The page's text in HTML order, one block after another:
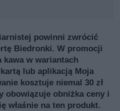
powinni zwrócić
Biedronki. W promocji
w wariantach
lub aplikacją Moja
kosztuje niemal 30 zł
obowiązuje obniżka ceny i
właśnie na ten produkt.